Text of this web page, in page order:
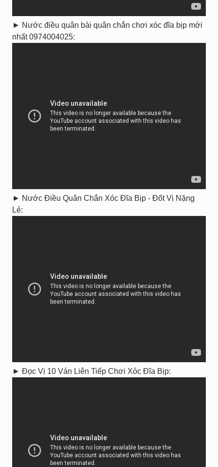
► Nước điều quân bài quân chắn chơi xóc đĩa bịp mới
nhất 0974004025:
► Nước Điều Quân Chắn Xóc Đĩa Bịp - Đốt Vị Nặng
Lẻ:
► Đọc Vị 10 Ván Liên Tiếp Chơi Xóc Đĩa Bịp: